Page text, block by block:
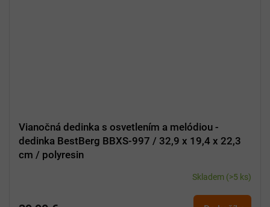
Vianočná dedinka s osvetlením a melódiou -
dedinka BestBerg BBXS-997 / 32,9 x 19,4 x 22,3
cm / polyresin
Skladem (>5 ks)